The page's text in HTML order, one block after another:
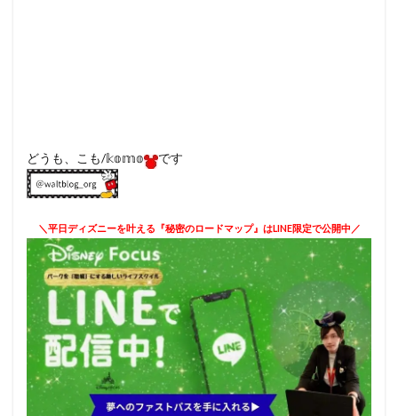
どうも、こも/𝕜𝕠𝕞𝕠 です
＼平日ディズニーを叶える『秘密のロードマップ』はLINE限定で公開中／